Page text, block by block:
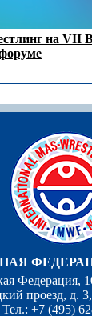
на VII
Федерация,
проезд, д. 3,
Тел.: +7 (495)